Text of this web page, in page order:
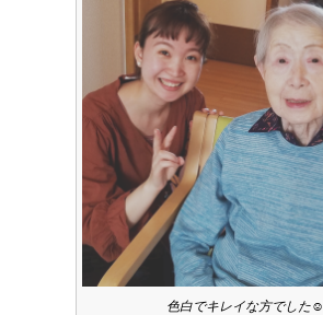
色白でキレイな方でした☺